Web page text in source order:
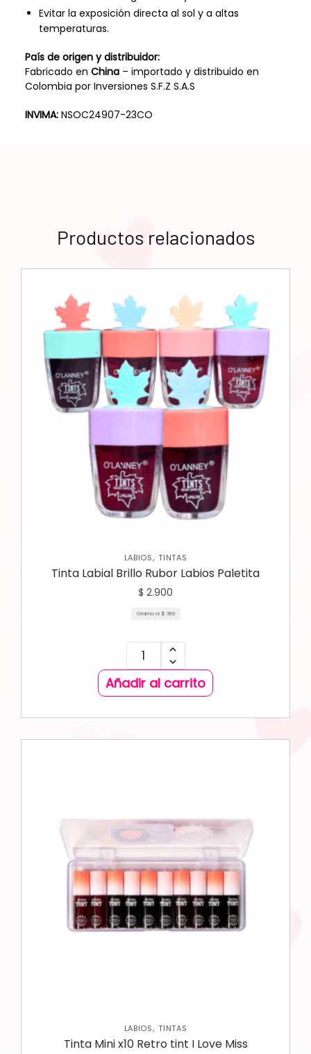
Evitar la exposición directa al sol y a altas
temperaturas.
País de origen y distribuidor:
Fabricado en China– importado y distribuido en
Colombia por Inversiones S.F.Z S.A.S
INVIMA:NSOC24907-23CO
Productos relacionados
LABIOS,TINTAS
Tinta Labial Brillo Rubor Labios Paletita
$ 2.900
Gramo a: $ 363
Añadir al carrito
LABIOS,TINTAS
Tinta Mini x10 Retro tint I Love Miss